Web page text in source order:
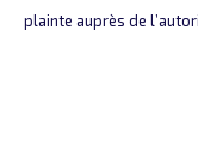
plainte auprès de